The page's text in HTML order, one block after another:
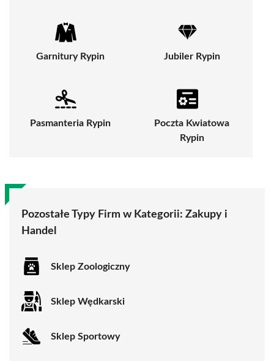
Garnitury Rypin Jubiler Rypin
Pasmanteria Rypin
Poczta Kwiatowa
Rypin
Pozostałe Typy Firm w Kategorii: Zakupy i
Handel
Sklep Zoologiczny
Sklep Wędkarski
Sklep Sportowy